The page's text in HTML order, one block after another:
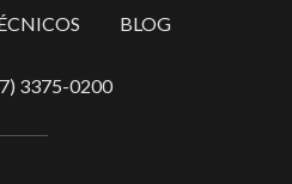
BLOG
3375-0200